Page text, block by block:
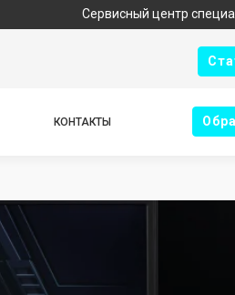
Сервисный центр
КОНТАКТЫ